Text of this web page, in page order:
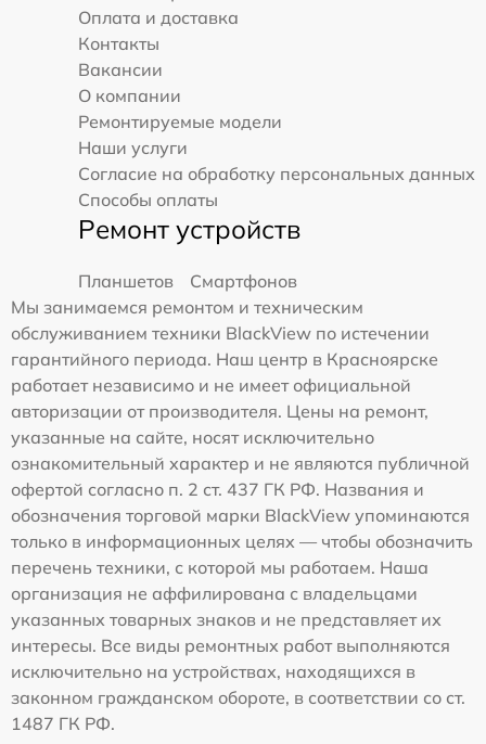
Оплата и доставка
Контакты
Вакансии
О компании
Ремонтируемые модели
Наши услуги
Согласие на обработку персональных данных
Способы оплаты
Ремонт устройств
Планшетов
Смартфонов
Мы занимаемся ремонтом и техническим
обслуживанием техники BlackView по истечении
гарантийного периода. Наш центр в Красноярске
работает независимо и не имеет официальной
авторизации от производителя. Цены на ремонт,
указанные на сайте, носят исключительно
ознакомительный характер и не являются публичной
офертой согласно п. 2 ст. 437 ГК РФ. Названия и
обозначения торговой марки BlackView упоминаются
только в информационных целях — чтобы обозначить
перечень техники, с которой мы работаем. Наша
организация не аффилирована с владельцами
указанных товарных знаков и не представляет их
интересы. Все виды ремонтных работ выполняются
исключительно на устройствах, находящихся в
законном гражданском обороте, в соответствии со ст.
1487 ГК РФ.